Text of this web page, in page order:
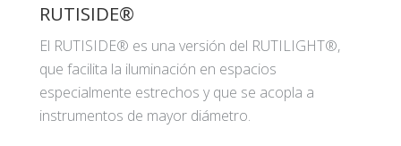
RUTISIDE®
El RUTISIDE® es una versión del RUTILIGHT®,
que facilita la iluminación en espacios
especialmente estrechos y que se acopla a
instrumentos de mayor diámetro.